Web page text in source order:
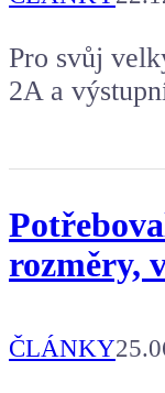
Pro svůj
2A a
rozměry,
ČLÁNKY